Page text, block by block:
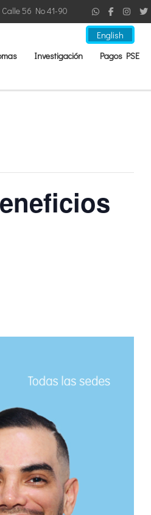
English
Calle 56 No 41-90
Investigación Pagos PSE